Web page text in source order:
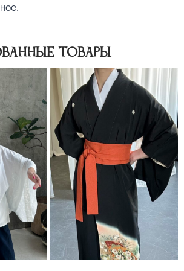
товары